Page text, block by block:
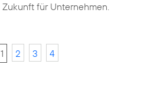
Zukunft für Unternehmen.
1 2 3 4